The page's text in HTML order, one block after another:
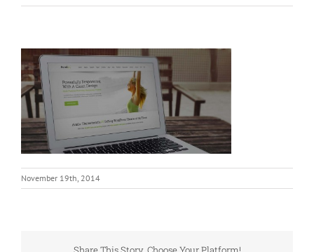
November 19th, 2014